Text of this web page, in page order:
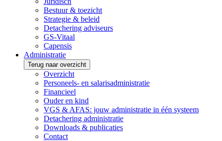
Bestuur & toezicht
Strategie & beleid
Detachering adviseurs
GS-Vitaal
Capensis
Administratie
Terug naar overzicht
Overzicht
Personeels- en salarisadministratie
Financieel
Ouder en kind
VGS & AFAS: jouw administratie in één systeem
Detachering administratie
Downloads & publicaties
Contact